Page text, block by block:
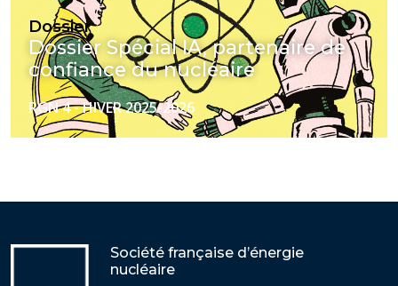
Dossier
Dossier Spécial IA, partenaire de
confiance du nucléaire
RGN 4 - HIVER 2025-2026
Société française d’énergie
nucléaire